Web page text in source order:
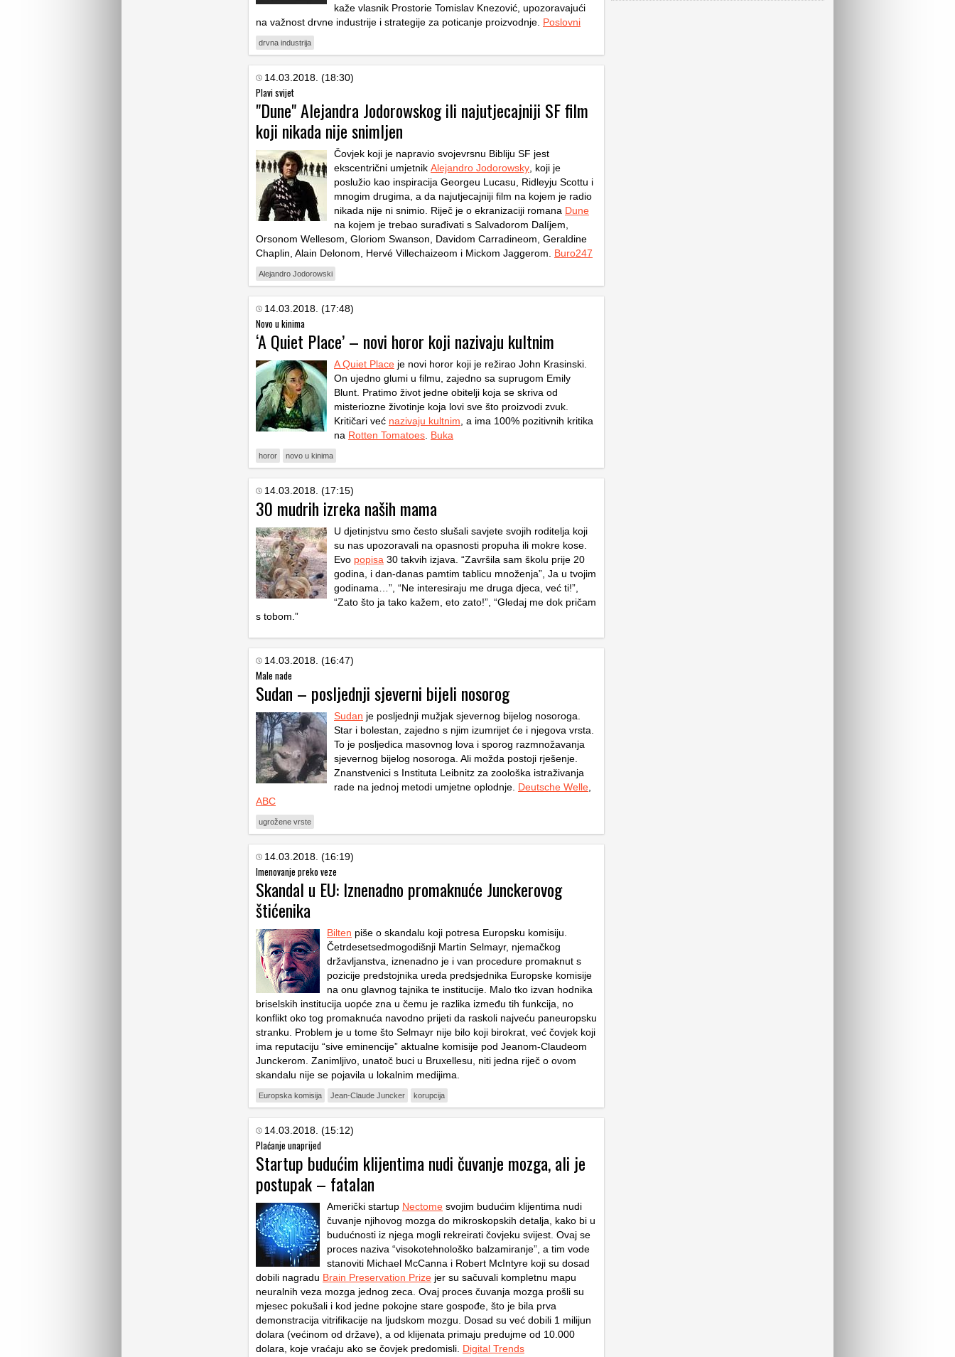
kaže vlasnik Prostorie Tomislav Knezović, upozoravajući
na važnost drvne industrije i strategije za poticanje proizvodnje. Poslovni
drvna industrija
14.03.2018. (18:30)
Plavi svijet
"Dune" Alejandra Jodorowskog ili najutjecajniji SF film
koji nikada nije snimljen
Čovjek koji je napravio svojevrsnu Bibliju SF jest
ekscentrični umjetnik Alejandro Jodorowsky , koji je
poslužio kao inspiracija Georgeu Lucasu, Ridleyju Scottu i
mnogim drugima, a da najutjecajniji film na kojem je radio
nikada nije ni snimio. Riječ je o ekranizaciji romana Dune
na kojem je trebao surađivati s Salvadorom Dalíjem,
Orsonom Wellesom, Gloriom Swanson, Davidom Carradineom, Geraldine
Chaplin, Alain Delonom, Hervé Villechaizeom i Mickom Jaggerom. Buro247
Alejandro Jodorowski
14.03.2018. (17:48)
Novo u kinima
‘A Quiet Place’ – novi horor koji nazivaju kultnim
A Quiet Place je novi horor koji je režirao John Krasinski.
On ujedno glumi u filmu, zajedno sa suprugom Emily
Blunt. Pratimo život jedne obitelji koja se skriva od
misteriozne životinje koja lovi sve što proizvodi zvuk.
Kritičari već nazivaju kultnim , a ima 100% pozitivnih kritika
na Rotten Tomatoes Buka
horor novo u kinima
14.03.2018. (17:15)
30 mudrih izreka naših mama
U djetinjstvu smo često slušali savjete svojih roditelja koji
su nas upozoravali na opasnosti propuha ili mokre kose.
Evo popisa 30 takvih izjava. “Završila sam školu prije 20
godina, i dan-danas pamtim tablicu množenja”, Ja u tvojim
godinama…”, “Ne interesiraju me druga djeca, već ti!”,
“Zato što ja tako kažem, eto zato!”, “Gledaj me dok pričam
s tobom.”
14.03.2018. (16:47)
Male nade
Sudan – posljednji sjeverni bijeli nosorog
Sudan je posljednji mužjak sjevernog bijelog nosoroga.
Star i bolestan, zajedno s njim izumrijet će i njegova vrsta.
To je posljedica masovnog lova i sporog razmnožavanja
sjevernog bijelog nosoroga. Ali možda postoji rješenje.
Znanstvenici s Instituta Leibnitz za zoološka istraživanja
rade na jednoj metodi umjetne oplodnje. Deutsche Welle
ABC
ugrožene vrste
14.03.2018. (16:19)
Imenovanje preko veze
Skandal u EU: Iznenadno promaknuće Junckerovog
štićenika
Bilten piše o skandalu koji potresa Europsku komisiju.
Četrdesetsedmogodišnji Martin Selmayr, njemačkog
državljanstva, iznenadno je i van procedure promaknut s
pozicije predstojnika ureda predsjednika Europske komisije
na onu glavnog tajnika te institucije. Malo tko izvan hodnika
briselskih institucija uopće zna u čemu je razlika između tih funkcija, no
konflikt oko tog promaknuća navodno prijeti da raskoli najveću paneuropsku
stranku. Problem je u tome što Selmayr nije bilo koji birokrat, već čovjek koji
ima reputaciju “sive eminencije” aktualne komisije pod Jeanom-Claudeom
Junckerom. Zanimljivo, unatoč buci u Bruxellesu, niti jedna riječ o ovom
skandalu nije se pojavila u lokalnim medijima.
Europska komisija Jean-Claude Juncker korupcija
14.03.2018. (15:12)
Plaćanje unaprijed
Startup budućim klijentima nudi čuvanje mozga, ali je
postupak – fatalan
Američki startup Nectome svojim budućim klijentima nudi
čuvanje njihovog mozga do mikroskopskih detalja, kako bi u
budućnosti iz njega mogli rekreirati čovjeku svijest. Ovaj se
proces naziva “visokotehnološko balzamiranje”, a tim vode
stanoviti Michael McCanna i Robert McIntyre koji su dosad
dobili nagradu Brain Preservation Prize jer su sačuvali kompletnu mapu
neuralnih veza mozga jednog zeca. Ovaj proces čuvanja mozga prošli su
mjesec pokušali i kod jedne pokojne stare gospođe, što je bila prva
demonstracija vitrifikacije na ljudskom mozgu. Dosad su već dobili 1 milijun
dolara (većinom od države), a od klijenata primaju predujme od 10.000
dolara, koje vraćaju ako se čovjek predomisli. Digital Trends